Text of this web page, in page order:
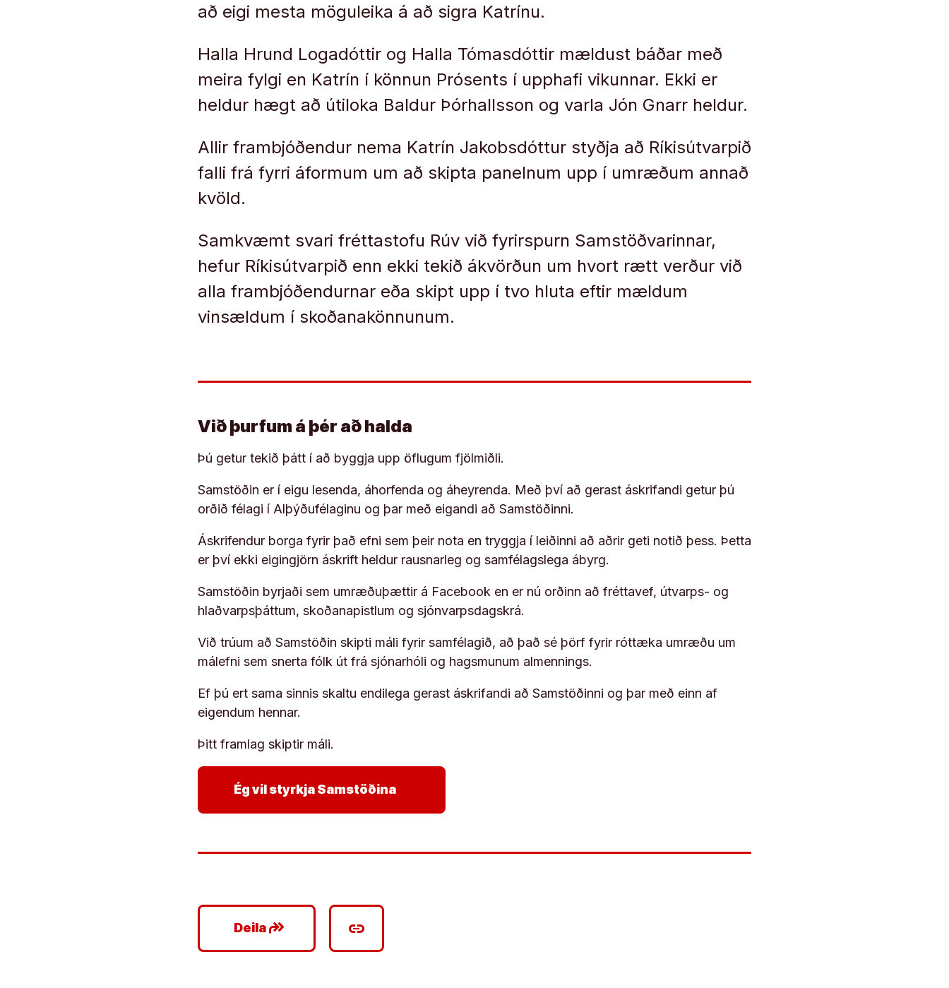
að eigi mesta möguleika á að sigra Katrínu.
Halla Hrund Logadóttir og Halla Tómasdóttir mældust báðar með
meira fylgi en Katrín í könnun Prósents í upphafi vikunnar. Ekki er
heldur hægt að útiloka Baldur Þórhallsson og varla Jón Gnarr heldur.
Allir frambjóðendur nema Katrín Jakobsdóttur styðja að Ríkisútvarpið
falli frá fyrri áformum um að skipta panelnum upp í umræðum annað
kvöld.
Samkvæmt svari fréttastofu Rúv við fyrirspurn Samstöðvarinnar,
hefur Ríkisútvarpið enn ekki tekið ákvörðun um hvort rætt verður við
alla frambjóðendurnar eða skipt upp í tvo hluta eftir mældum
vinsældum í skoðanakönnunum.
Við þurfum á þér að halda
Þú getur tekið þátt í að byggja upp öflugum fjölmiðli.
Samstöðin er í eigu lesenda, áhorfenda og áheyrenda. Með því að gerast áskrifandi getur þú
orðið félagi í Alþýðufélaginu og þar með eigandi að Samstöðinni.
Áskrifendur borga fyrir það efni sem þeir nota en tryggja í leiðinni að aðrir geti notið þess. Þetta
er því ekki eigingjörn áskrift heldur rausnarleg og samfélagslega ábyrg.
Samstöðin byrjaði sem umræðuþættir á Facebook en er nú orðinn að fréttavef, útvarps- og
hlaðvarpsþáttum, skoðanapistlum og sjónvarpsdagskrá.
Við trúum að Samstöðin skipti máli fyrir samfélagið, að það sé þörf fyrir róttæka umræðu um
málefni sem snerta fólk út frá sjónarhóli og hagsmunum almennings.
Ef þú ert sama sinnis skaltu endilega gerast áskrifandi að Samstöðinni og þar með einn af
eigendum hennar.
Þitt framlag skiptir máli.
Ég vil styrkja Samstöðina
Deilagoogle_plus_reshare link